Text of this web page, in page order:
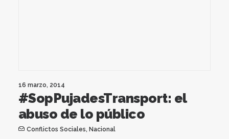
16 marzo, 2014
#SopPujadesTransport: el
abuso de lo público
Conflictos Sociales, Nacional